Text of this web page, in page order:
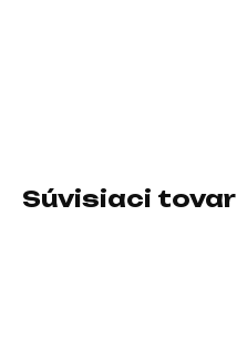
Súvisiaci tovar